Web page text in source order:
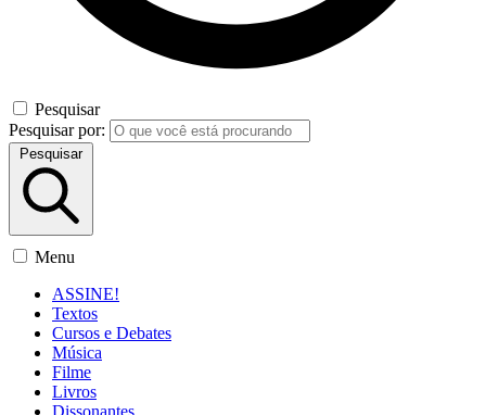
Pesquisar
Pesquisar por:
Pesquisar
Menu
ASSINE!
Textos
Cursos e Debates
Música
Filme
Livros
Dissonantes